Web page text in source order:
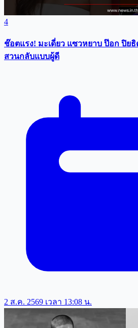
4
ช๊อตแรง! มะเดี่ยว แซวหยาบ ป๊อก ปิย
สวนกลับแบบผู้ดี
2 ส.ค. 2569 เวลา 13:08 น.